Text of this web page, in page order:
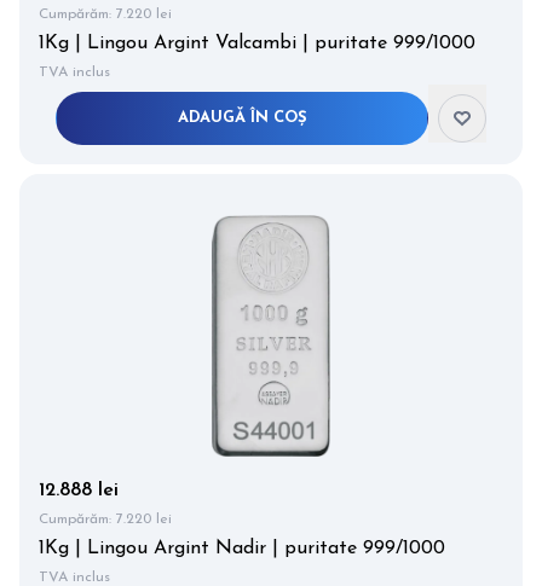
Cumpărăm: 7.220 lei
1Kg | Lingou Argint Valcambi | puritate 999/1000
TVA inclus
ADAUGĂ ÎN COȘ
12.888 lei
Cumpărăm: 7.220 lei
1Kg | Lingou Argint Nadir | puritate 999/1000
TVA inclus